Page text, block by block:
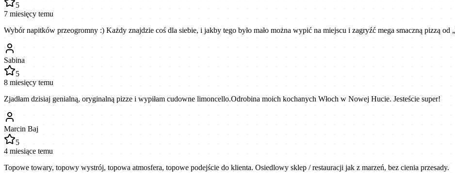
5
7 miesięcy temu
Wybór napitków przeogromny :) Każdy znajdzie coś dla siebie, i jakby tego było mało można wypić na miejscu i zagryźć mega smaczną pizzą od
Sabina
5
8 miesięcy temu
Zjadłam dzisiaj genialną, oryginalną pizze i wypiłam cudowne limoncello.Odrobina moich kochanych Włoch w Nowej Hucie. Jesteście super!
Marcin Baj
5
4 miesiące temu
Topowe towary, topowy wystrój, topowa atmosfera, topowe podejście do klienta. Osiedlowy sklep / restauracji jak z marzeń, bez cienia przesady.